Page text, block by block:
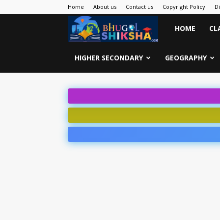
Home About us Contact us Copyright Policy
Bhugol
Shiksha
HOME
HIGHER SECONDARY GEOGRAPHY